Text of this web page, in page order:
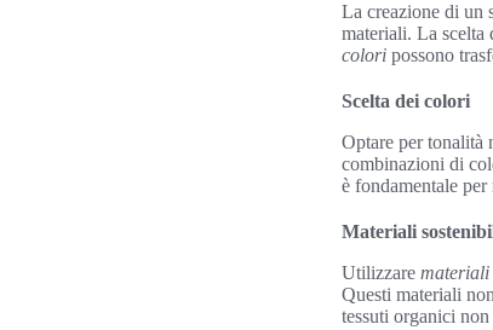
La creazione di un
materiali. La scelta
colori possono
Scelta dei colori
Optare per tonalità
combinazioni di
è fondamentale per
Materiali
Utilizzare materiali
Questi materiali
tessuti organici